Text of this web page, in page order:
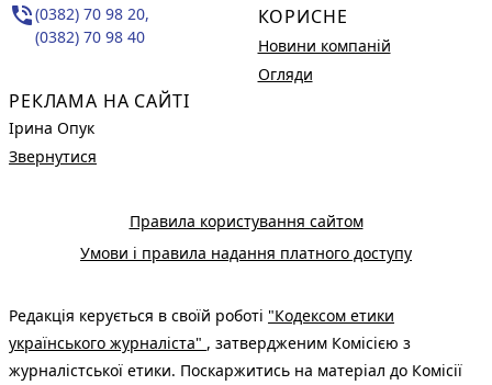
phone_in_talk(0382) 70 98 20,
(0382) 70 98 40
РЕКЛАМА НА САЙТІ
Ірина Опук
Звернутися
КОРИСНЕ
Новини компаній
Огляди
Правила користування сайтом
Умови і правила надання платного доступу
Редакція керується в своїй роботі "Кодексом етики
українського журналіста" , затвердженим Комісією з
журналістської етики. Поскаржитись на матеріал до Комісії